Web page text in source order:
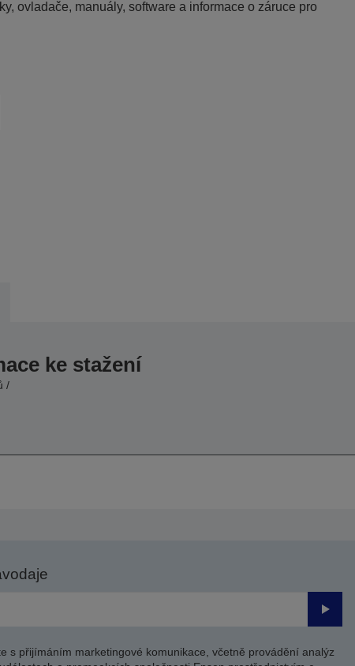
ovladače, manuály, software a informace o záruce pro
ke stažení
/
Odeslat
s přijímáním marketingové komunikace, včetně provádění analýz